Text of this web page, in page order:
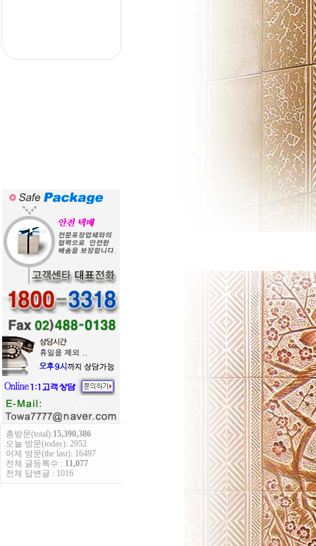
총방문(total):15,390,386
오늘 방문(today): 2952
어제 방문(the last): 16497
전체 글등록수 :11,077
전체 답변글 : 1016